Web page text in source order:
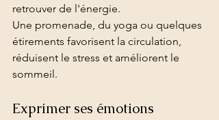
retrouver de l'énergie.
Une promenade, du yoga ou quelques
étirements favorisent la circulation,
réduisent le stress et améliorent le
sommeil.
Exprimer ses émotions